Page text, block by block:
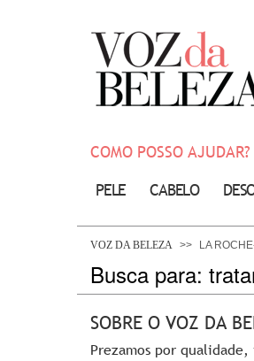
COMO POSSO
PELE
CABELO
VOZ DA BELEZA LA
Busca para:
SOBRE O VOZ DA
Prezamos por